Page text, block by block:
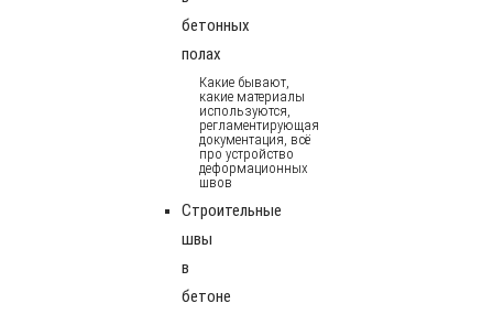
бетонных
полах
Какие бывают,
какие материалы
используются,
регламентирующая
документация, всё
про устройство
деформационных
швов
Строительные
швы
в
бетоне